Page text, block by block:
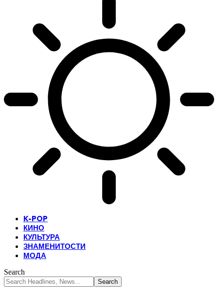
K-POP
КИНО
КУЛЬТУРА
ЗНАМЕНИТОСТИ
МОДА
Search